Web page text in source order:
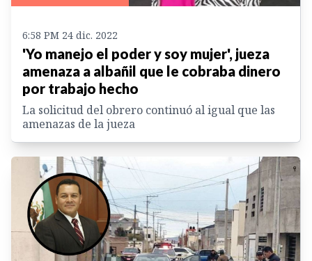
6:58 PM 24 dic. 2022
'Yo manejo el poder y soy mujer', jueza
amenaza a albañil que le cobraba dinero
por trabajo hecho
La solicitud del obrero continuó al igual que las
amenazas de la jueza